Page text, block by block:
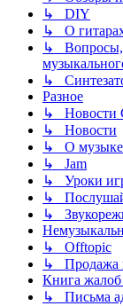
↳ DIY
↳ О
↳ Вопросы,
↳
Разное
↳ Новости
↳ Новости
↳ О музыке
↳ Jam
↳ Уроки
↳
↳
↳ Offtopic
↳ Продажа и
Книга
↳ Письма